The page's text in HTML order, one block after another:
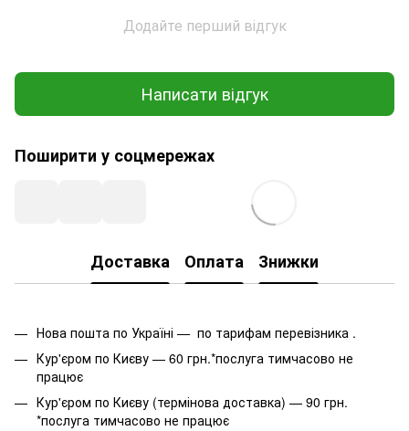
Додайте перший відгук
Написати відгук
Поширити у соцмережах
Доставка Оплата Знижки
Нова пошта по Україні — по тарифам перевізника .
Кур'єром по Києву — 60 грн.*послуга тимчасово не
працює
Кур'єром по Києву (термінова доставка) — 90 грн.
*послуга тимчасово не працює